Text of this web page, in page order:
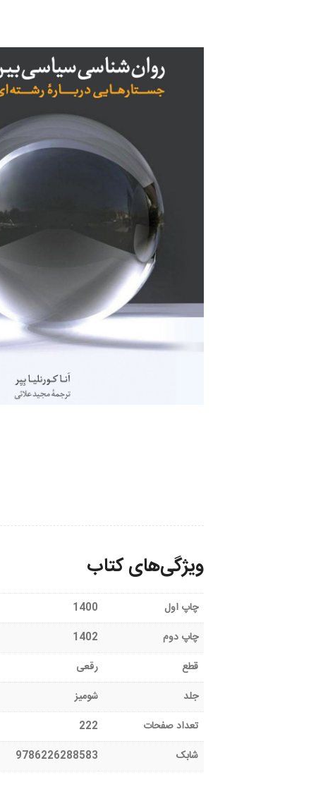
ویژگی‌های کتاب
چاپ اول
1400
چاپ دوم
1402
قطع
رقعی
جلد
شومیز
تعداد صفحات
222
شابک
9786226288583